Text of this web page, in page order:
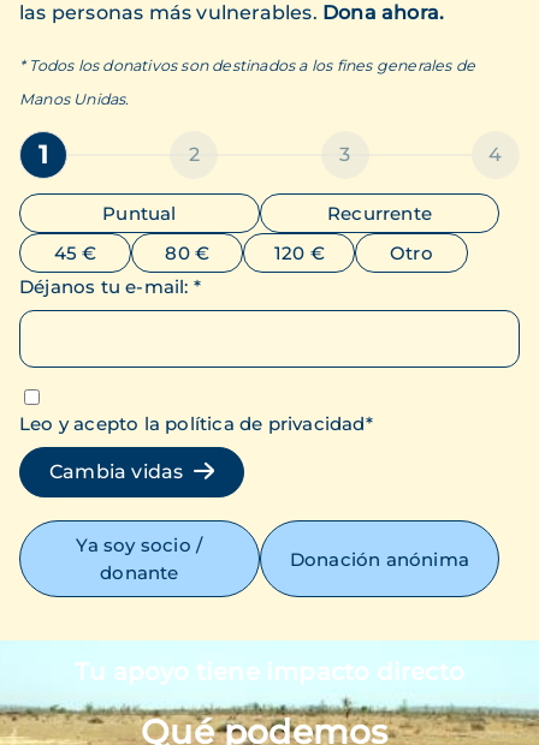
las personas más vulnerables. Dona ahora.
* Todos los donativos son destinados a los fines generales de
Manos Unidas.
1 2 3 4
Puntual
Recurrente
45 €
80 € 120 €
Otro
Déjanos tu e-mail: *
Leo y acepto la política de privacidad*
Cambia vidas
Ya soy socio /
donante
Donación anónima
Tu apoyo tiene impacto directo
Qué podemos